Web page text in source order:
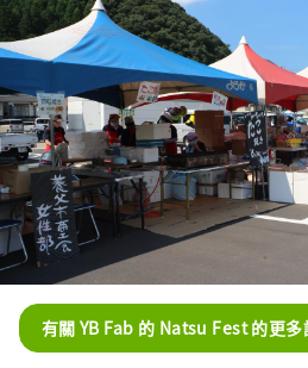
有關 YB Fab 的 Natsu Fest 的更多